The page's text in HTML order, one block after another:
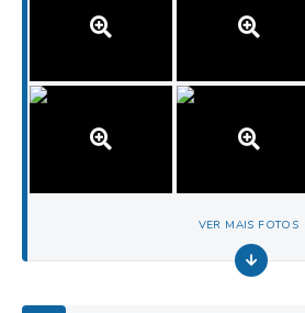
VER MAIS FOTOS